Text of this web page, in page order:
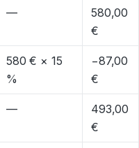
—
580,00
€
580 € × 15
%
−87,00
€
—
493,00
€